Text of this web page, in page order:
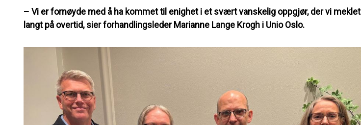
– Vi er fornøyde med å ha kommet til enighet i et svært vanskelig oppgjør, der vi meklet
langt på overtid, sier forhandlingsleder Marianne Lange Krogh i Unio Oslo.